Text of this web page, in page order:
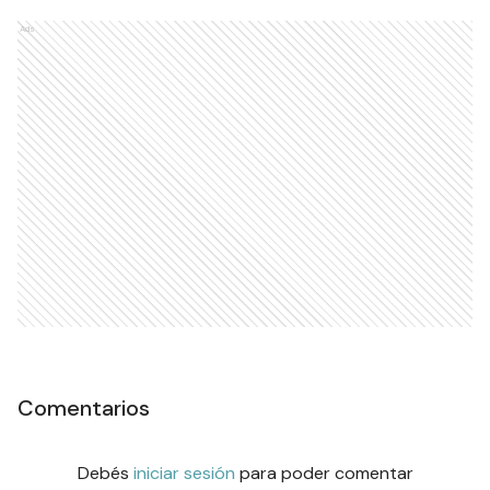
Ads
Comentarios
Debés iniciar sesión para poder comentar